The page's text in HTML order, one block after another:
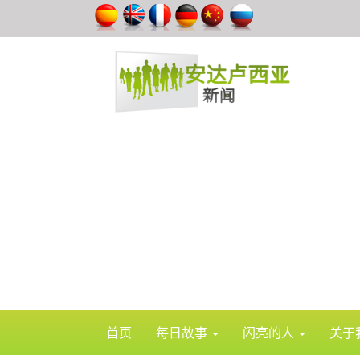
首页 每日故事 闪亮的人 关于